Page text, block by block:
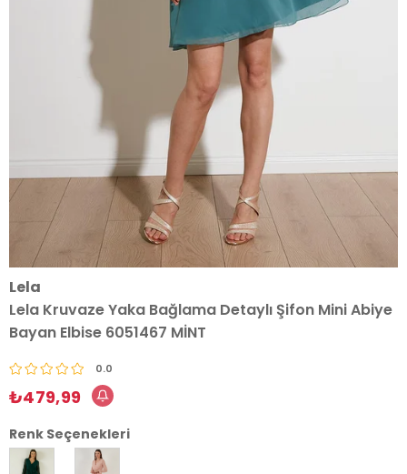
Lela
Lela Kruvaze Yaka Bağlama Detaylı Şifon Mini Abiye
Bayan Elbise 6051467 MİNT
0.0
₺479,99
Renk Seçenekleri